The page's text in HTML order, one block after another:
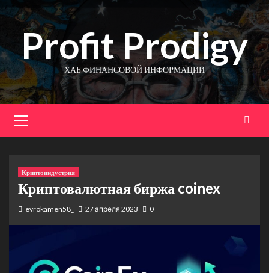
Перейти
содержимому
Profit Prodigy
ХАБ ФИНАНСОВОЙ ИНФОРМАЦИИ
меню
Криптоиндустрия
Криптовалютная биржа coinex
evrokamen58_ 27 апреля 2023 0